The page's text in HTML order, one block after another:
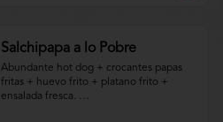
Salchipapa a lo Pobre
Abundante hot dog + crocantes papas
fritas + huevo frito + platano frito +
ensalada fresca.